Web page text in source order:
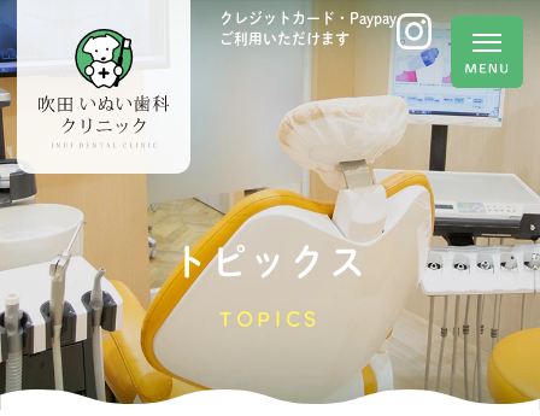
クレジットカード・Paypay
ご利用いただけます
トピックス
TOPICS